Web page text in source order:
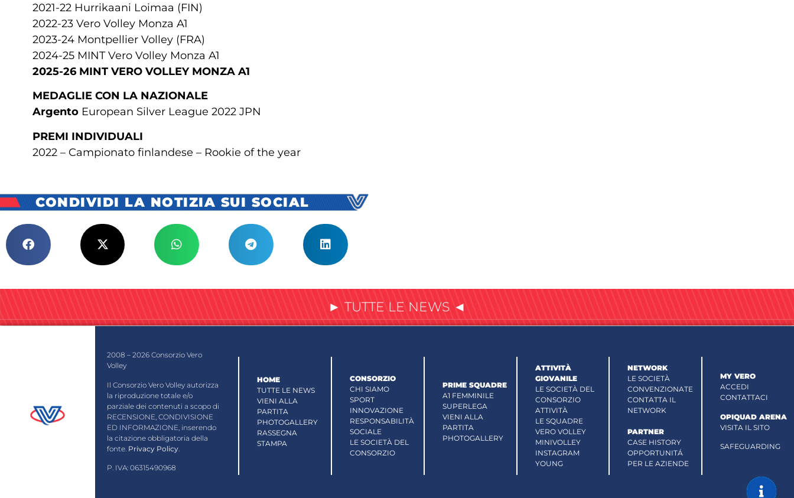
2021-22 Hurrikaani Loimaa (FIN)
2022-23 Vero Volley Monza A1
2023-24 Montpellier Volley (FRA)
2024-25 MINT Vero Volley Monza A1
2025-26 MINT VERO VOLLEY MONZA A1
MEDAGLIE CON LA NAZIONALE
Argento European Silver League 2022 JPN
PREMI INDIVIDUALI
2022 – Campionato finlandese – Rookie of the year
CONDIVIDI LA NOTIZIA SUI SOCIAL
► TUTTE LE NEWS ◄
2008 – 2026 Consorzio Vero
Volley
Il Consorzio Vero Volley autorizza
la riproduzione totale e/o
parziale dei contenuti a scopo di
RECENSIONE, CONDIVISIONE
ED INFORMAZIONE, inserendo
la citazione obbligatoria della
fonte. Privacy Policy
P. IVA: 06315490968
HOME
TUTTE LE NEWS
VIENI ALLA
PARTITA
PHOTOGALLERY
RASSEGNA
STAMPA
CONSORZIO
CHI SIAMO
SPORT
INNOVAZIONE
RESPONSABILITÀ
SOCIALE
LE SOCIETÀ DEL
CONSORZIO
PRIME SQUADRE
A1 FEMMINILE
SUPERLEGA
VIENI ALLA
PARTITA
PHOTOGALLERY
ATTIVITÀ
GIOVANILE
LE SOCIETÀ DEL
CONSORZIO
ATTIVITÀ
LE SQUADRE
VERO VOLLEY
MINIVOLLEY
INSTAGRAM
YOUNG
NETWORK
LE SOCIETÀ
CONVENZIONATE
CONTATTA IL
NETWORK
PARTNER
CASE HISTORY
OPPORTUNITÁ
PER LE AZIENDE
MY VERO
ACCEDI
CONTATTACI
OPIQUAD ARENA
VISITA IL SITO
SAFEGUARDING